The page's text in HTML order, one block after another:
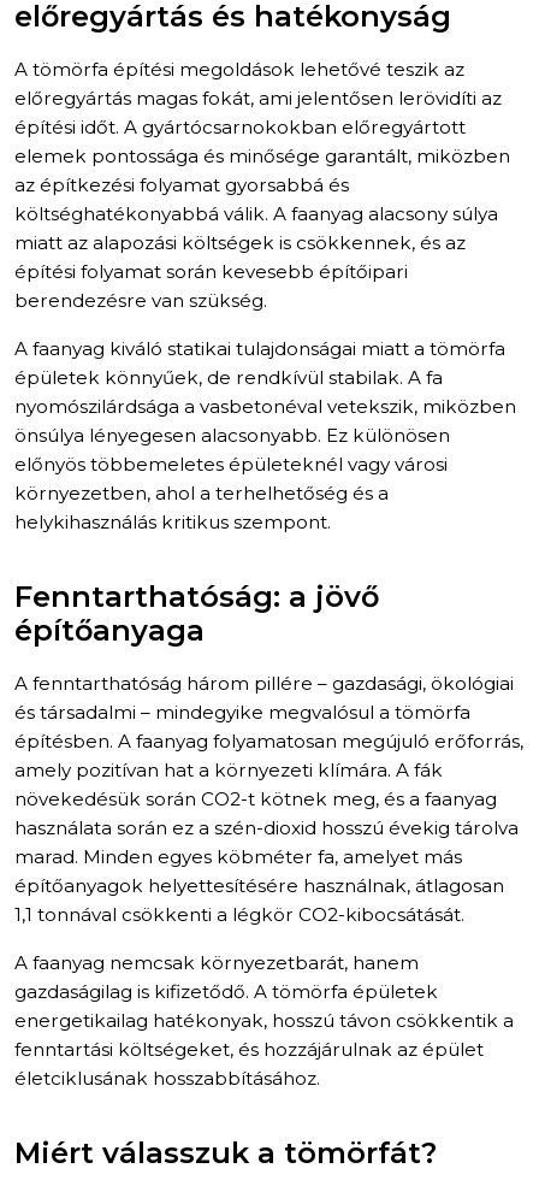
előregyártás és hatékonyság
A tömörfa építési megoldások lehetővé teszik az
előregyártás magas fokát, ami jelentősen lerövidíti az
építési időt. A gyártócsarnokokban előregyártott
elemek pontossága és minősége garantált, miközben
az építkezési folyamat gyorsabbá és
költséghatékonyabbá válik. A faanyag alacsony súlya
miatt az alapozási költségek is csökkennek, és az
építési folyamat során kevesebb építőipari
berendezésre van szükség.
A faanyag kiváló statikai tulajdonságai miatt a tömörfa
épületek könnyűek, de rendkívül stabilak. A fa
nyomószilárdsága a vasbetonéval vetekszik, miközben
önsúlya lényegesen alacsonyabb. Ez különösen
előnyös többemeletes épületeknél vagy városi
környezetben, ahol a terhelhetőség és a
helykihasználás kritikus szempont.
Fenntarthatóság: a jövő
építőanyaga
A fenntarthatóság három pillére – gazdasági, ökológiai
és társadalmi – mindegyike megvalósul a tömörfa
építésben. A faanyag folyamatosan megújuló erőforrás,
amely pozitívan hat a környezeti klímára. A fák
növekedésük során CO2-t kötnek meg, és a faanyag
használata során ez a szén-dioxid hosszú évekig tárolva
marad. Minden egyes köbméter fa, amelyet más
építőanyagok helyettesítésére használnak, átlagosan
1,1 tonnával csökkenti a légkör CO2-kibocsátását.
A faanyag nemcsak környezetbarát, hanem
gazdaságilag is kifizetődő. A tömörfa épületek
energetikailag hatékonyak, hosszú távon csökkentik a
fenntartási költségeket, és hozzájárulnak az épület
életciklusának hosszabbításához.
Miért válasszuk a tömörfát?